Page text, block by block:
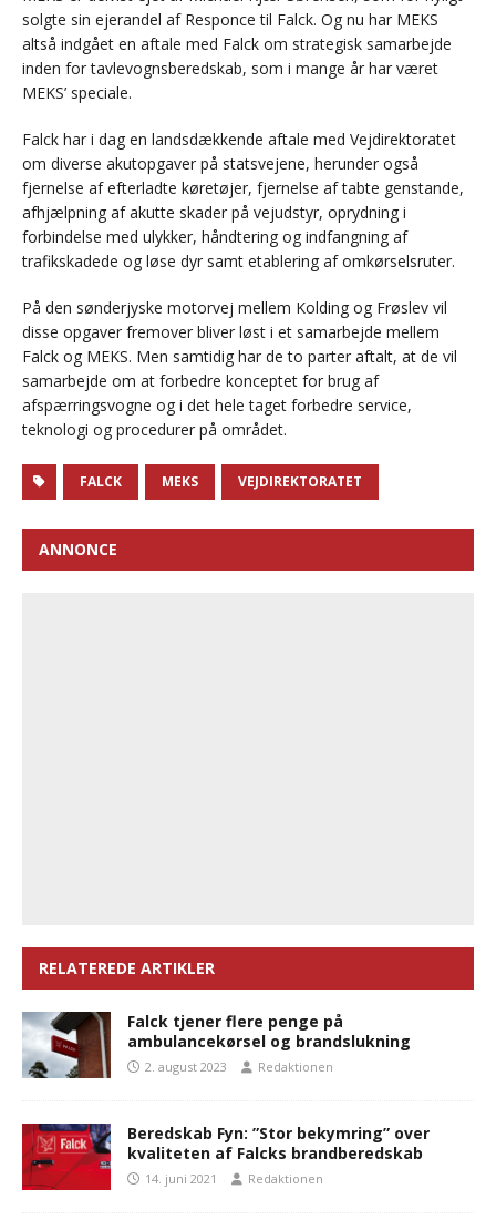
solgte sin ejerandel af Responce til Falck. Og nu har MEKS
altså indgået en aftale med Falck om strategisk samarbejde
inden for tavlevognsberedskab, som i mange år har været
MEKS’ speciale.
Falck har i dag en landsdækkende aftale med Vejdirektoratet
om diverse akutopgaver på statsvejene, herunder også
fjernelse af efterladte køretøjer, fjernelse af tabte genstande,
afhjælpning af akutte skader på vejudstyr, oprydning i
forbindelse med ulykker, håndtering og indfangning af
trafikskadede og løse dyr samt etablering af omkørselsruter.
På den sønderjyske motorvej mellem Kolding og Frøslev vil
disse opgaver fremover bliver løst i et samarbejde mellem
Falck og MEKS. Men samtidig har de to parter aftalt, at de vil
samarbejde om at forbedre konceptet for brug af
afspærringsvogne og i det hele taget forbedre service,
teknologi og procedurer på området.
FALCK MEKS VEJDIREKTORATET
ANNONCE
RELATEREDE ARTIKLER
Falck tjener flere penge på
ambulancekørsel og brandslukning
2. august 2023 Redaktionen
Beredskab Fyn: ”Stor bekymring” over
kvaliteten af Falcks brandberedskab
14. juni 2021 Redaktionen